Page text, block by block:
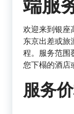
欢迎来到银座
东京出差或旅
程。服务范围
您下榻的酒店
服务